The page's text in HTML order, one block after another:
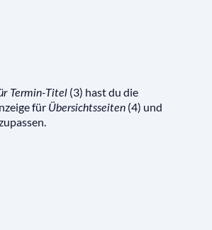
Termin-Titel (3) hast du die
für Übersichtsseiten (4) und